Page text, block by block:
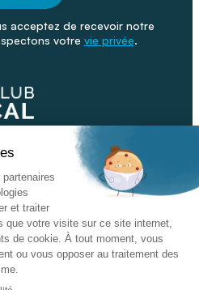
acceptez de recevoir notre
votre vie privée.
Nos conseils - Blog
Retour & SAV
L'enseigne